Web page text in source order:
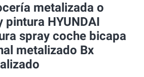
metalizada o
pintura HYUNDAI
spray coche bicapa
metalizado Bx